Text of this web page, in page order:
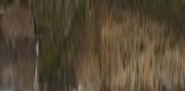
RADIO SOMEȘ
Categorii